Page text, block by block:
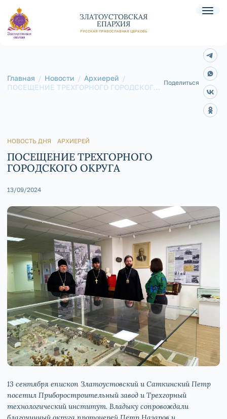
ЗЛАТОУСТОВСКАЯ
ЕПАРХИЯ
РУССКАЯ ПРАВОСЛАВНАЯ ЦЕРКОВЬ
Главная Новости
Архиерей
ПОСЕЩЕНИЕ ТРЕХГОРНОГО ГОРОДСКОГО
Поделиться
НОВОСТЬ ДНЯ АРХИЕРЕЙ
ПОСЕЩЕНИЕ ТРЕХГОРНОГО
ГОРОДСКОГО ОКРУГА
13/09/2024
13 сентября епископ Златоустовский и Саткинский Петр
посетил Приборостроительный завод и Трехгорный
технологический институт. Владыку сопровождали